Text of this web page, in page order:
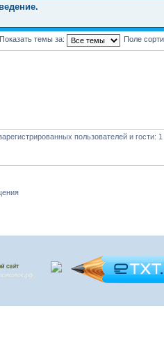
Показать темы за: Поле
пользователей и гости: 1